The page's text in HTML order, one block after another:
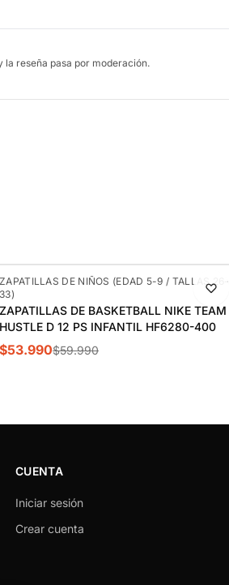
la reseña pasa por moderación.
-10%
ZAPATILLAS DE NIÑOS (EDAD 5-9 / TALLAS 26-
33)
ZAPATILLAS DE BASKETBALL NIKE TEAM
HUSTLE D 12 PS INFANTIL HF6280-400
$53.990$59.990
CUENTA
Iniciar sesión
Crear cuenta